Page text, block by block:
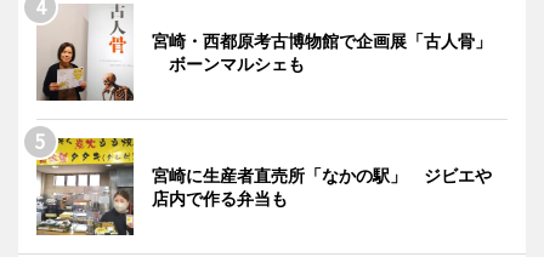
宮崎・西都原考古博物館で企画展「古人骨」
ボーンマルシェも
宮崎に生産者直売所「なかの駅」 ジビエや
店内で作る弁当も